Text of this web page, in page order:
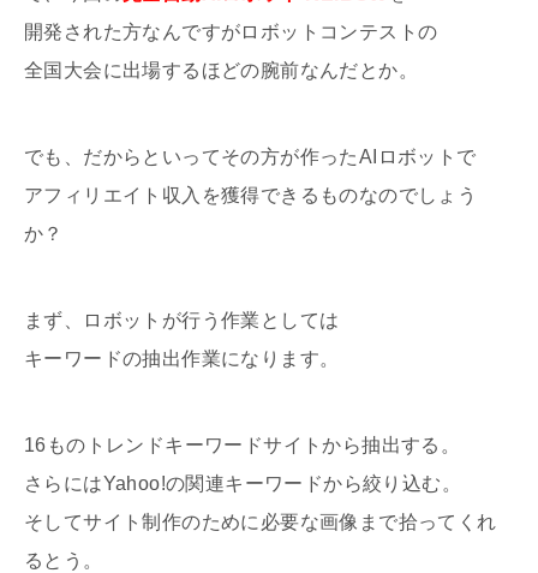
開発された方なんですがロボットコンテストの
全国大会に出場するほどの腕前なんだとか。
でも、だからといってその方が作ったAIロボットで
アフィリエイト収入を獲得できるものなのでしょう
か？
まず、ロボットが行う作業としては
キーワードの抽出作業になります。
16ものトレンドキーワードサイトから抽出する。
さらにはYahoo!の関連キーワードから絞り込む。
そしてサイト制作のために必要な画像まで拾ってくれ
るとう。